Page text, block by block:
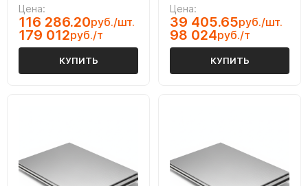
Цена:
116 286.20руб./шт.
179 012руб./т
КУПИТЬ
Цена:
39 405.65руб./шт.
98 024руб./т
КУПИТЬ